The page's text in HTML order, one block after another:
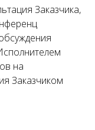
Заказчика,
на
Заказчиком